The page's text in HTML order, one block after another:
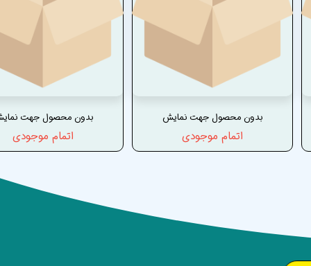
بدون محصول جهت
اتمام موجودی
بدون محصول جهت نمایش
اتمام موجودی